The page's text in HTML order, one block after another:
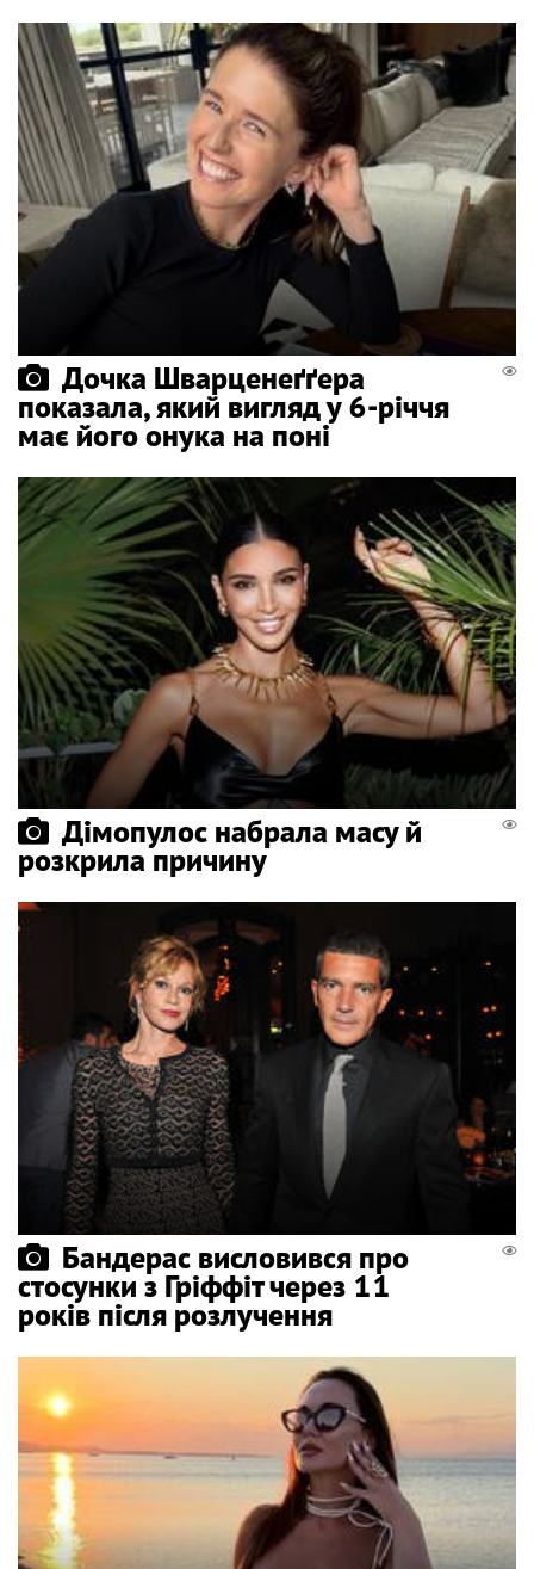
Дочка Шварценеґґера
показала, який вигляд у 6-річчя
має його онука на поні
Дімопулос набрала масу й
розкрила причину
Бандерас висловився про
стосунки з Гріффіт через 11
років після розлучення